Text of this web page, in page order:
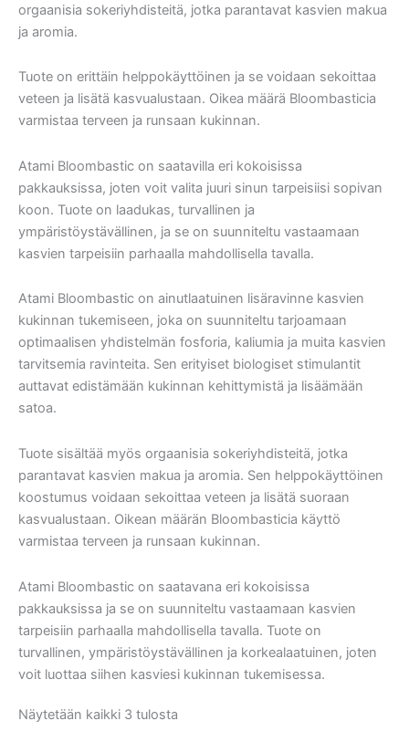
orgaanisia sokeriyhdisteitä, jotka parantavat kasvien makua
ja aromia.
Tuote on erittäin helppokäyttöinen ja se voidaan sekoittaa
veteen ja lisätä kasvualustaan. Oikea määrä Bloombasticia
varmistaa terveen ja runsaan kukinnan.
Atami Bloombastic on saatavilla eri kokoisissa
pakkauksissa, joten voit valita juuri sinun tarpeisiisi sopivan
koon. Tuote on laadukas, turvallinen ja
ympäristöystävällinen, ja se on suunniteltu vastaamaan
kasvien tarpeisiin parhaalla mahdollisella tavalla.
Atami Bloombastic on ainutlaatuinen lisäravinne kasvien
kukinnan tukemiseen, joka on suunniteltu tarjoamaan
optimaalisen yhdistelmän fosforia, kaliumia ja muita kasvien
tarvitsemia ravinteita. Sen erityiset biologiset stimulantit
auttavat edistämään kukinnan kehittymistä ja lisäämään
satoa.
Tuote sisältää myös orgaanisia sokeriyhdisteitä, jotka
parantavat kasvien makua ja aromia. Sen helppokäyttöinen
koostumus voidaan sekoittaa veteen ja lisätä suoraan
kasvualustaan. Oikean määrän Bloombasticia käyttö
varmistaa terveen ja runsaan kukinnan.
Atami Bloombastic on saatavana eri kokoisissa
pakkauksissa ja se on suunniteltu vastaamaan kasvien
tarpeisiin parhaalla mahdollisella tavalla. Tuote on
turvallinen, ympäristöystävällinen ja korkealaatuinen, joten
voit luottaa siihen kasviesi kukinnan tukemisessa.
Näytetään kaikki 3 tulosta